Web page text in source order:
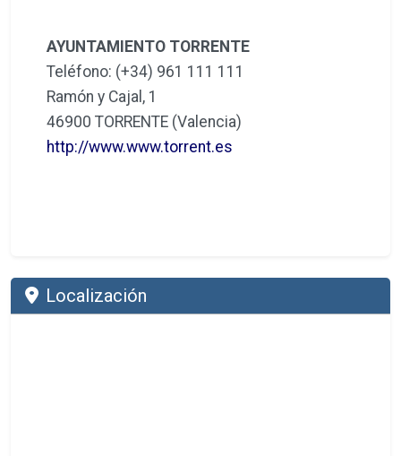
AYUNTAMIENTO TORRENTE
Teléfono: (+34) 961 111 111
Ramón y Cajal, 1
46900 TORRENTE (Valencia)
http://www.www.torrent.es
Localización